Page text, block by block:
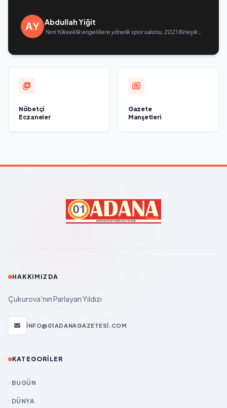
Abdullah Yiğit
Yeni Yükseklik engellilere yönelik spor salonu, 2021 Birleşik
Nöbetçi
Eczaneler
Gazete
Manşetleri
HAKKIMIZDA
Çukurova'nın Parlayan Yıldızı
INFO@01ADANAGAZETESI.COM
KATEGORILER
BUGÜN
DÜNYA